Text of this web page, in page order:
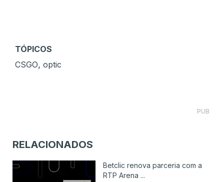
TÓPICOS
CSGO, optic
PUB
RELACIONADOS
Betclic renova parceria com a
RTP Arena ...